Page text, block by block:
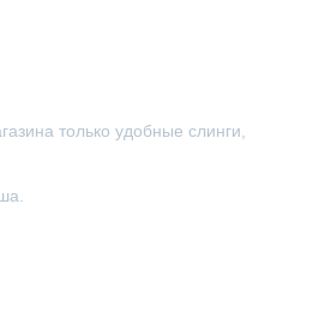
только удобные слинги,